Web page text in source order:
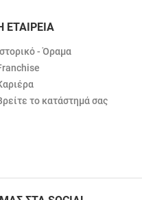
ΕΤΑΙΡΕΙΑ
- Όραμα
το κατάστημά σας